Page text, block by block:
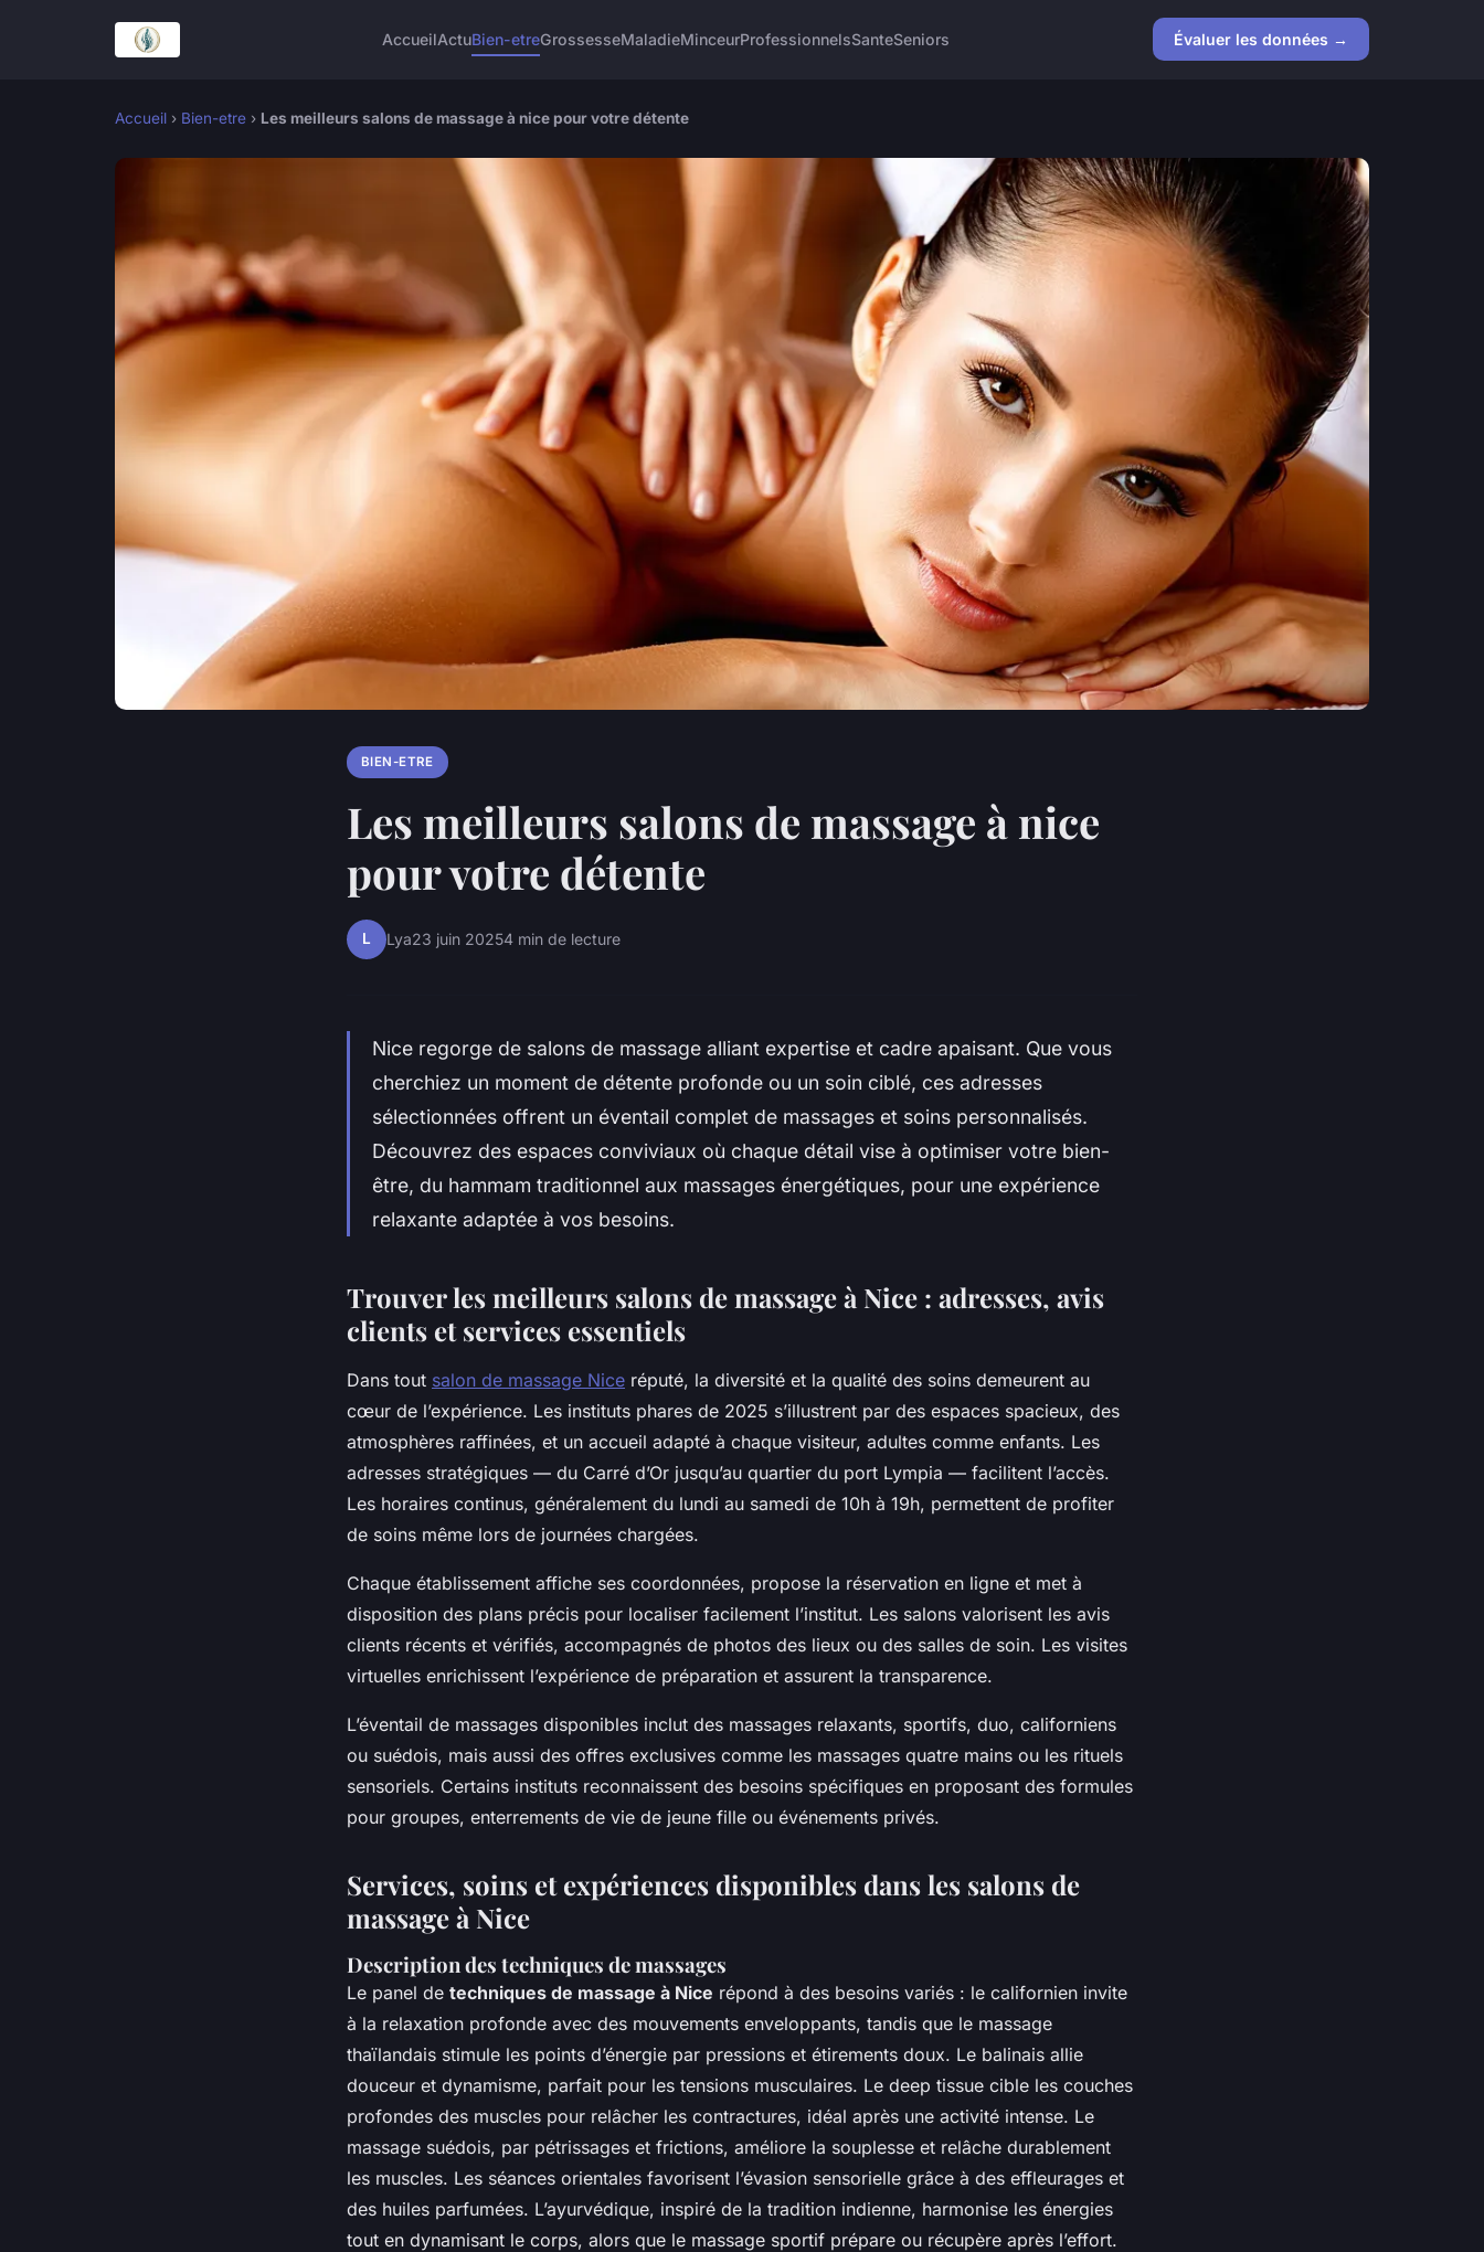
AccueilActuBien-etreGrossesseMaladieMinceurProfessionnelsSanteSeniors Évaluer les données →
Accueil › Bien-etre › Les meilleurs salons de massage à nice pour votre détente
BIEN-ETRE
Les meilleurs salons de massage à nice
pour votre détente
L Lya23 juin 20254 min de lecture
Nice regorge de salons de massage alliant expertise et cadre apaisant. Que vous
cherchiez un moment de détente profonde ou un soin ciblé, ces adresses
sélectionnées offrent un éventail complet de massages et soins personnalisés.
Découvrez des espaces conviviaux où chaque détail vise à optimiser votre bien-
être, du hammam traditionnel aux massages énergétiques, pour une expérience
relaxante adaptée à vos besoins.
Trouver les meilleurs salons de massage à Nice : adresses, avis
clients et services essentiels
Dans tout salon de massage Nice réputé, la diversité et la qualité des soins demeurent au
cœur de l’expérience. Les instituts phares de 2025 s’illustrent par des espaces spacieux, des
atmosphères raffinées, et un accueil adapté à chaque visiteur, adultes comme enfants. Les
adresses stratégiques — du Carré d’Or jusqu’au quartier du port Lympia — facilitent l’accès.
Les horaires continus, généralement du lundi au samedi de 10h à 19h, permettent de profiter
de soins même lors de journées chargées.
Chaque établissement affiche ses coordonnées, propose la réservation en ligne et met à
disposition des plans précis pour localiser facilement l’institut. Les salons valorisent les avis
clients récents et vérifiés, accompagnés de photos des lieux ou des salles de soin. Les visites
virtuelles enrichissent l’expérience de préparation et assurent la transparence.
L’éventail de massages disponibles inclut des massages relaxants, sportifs, duo, californiens
ou suédois, mais aussi des offres exclusives comme les massages quatre mains ou les rituels
sensoriels. Certains instituts reconnaissent des besoins spécifiques en proposant des formules
pour groupes, enterrements de vie de jeune fille ou événements privés.
Services, soins et expériences disponibles dans les salons de
massage à Nice
Description des techniques de massages
Le panel de techniques de massage à Nice répond à des besoins variés : le californien invite
à la relaxation profonde avec des mouvements enveloppants, tandis que le massage
thaïlandais stimule les points d’énergie par pressions et étirements doux. Le balinais allie
douceur et dynamisme, parfait pour les tensions musculaires. Le deep tissue cible les couches
profondes des muscles pour relâcher les contractures, idéal après une activité intense. Le
massage suédois, par pétrissages et frictions, améliore la souplesse et relâche durablement
les muscles. Les séances orientales favorisent l’évasion sensorielle grâce à des effleurages et
des huiles parfumées. L’ayurvédique, inspiré de la tradition indienne, harmonise les énergies
tout en dynamisant le corps, alors que le massage sportif prépare ou récupère après l’effort.